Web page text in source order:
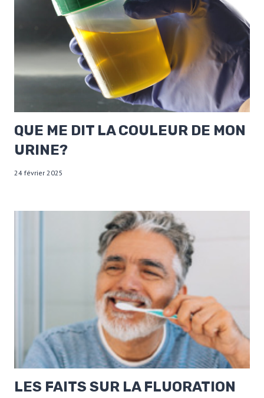
QUE ME DIT LA COULEUR DE MON
URINE?
24 février 2025
LES FAITS SUR LA FLUORATION